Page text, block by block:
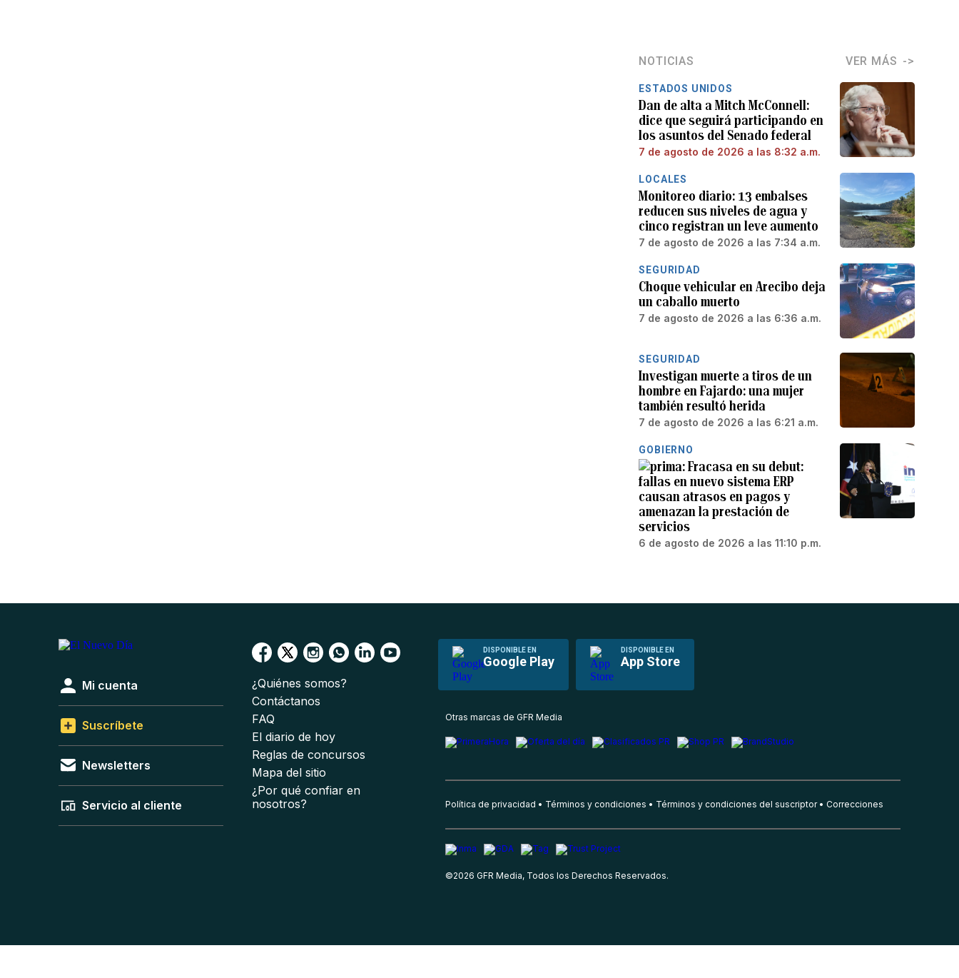
NOTICIAS VER MÁS
ESTADOS UNIDOS
Dan de alta a Mitch McConnell:
dice que seguirá participando en
los asuntos del Senado federal
7 de agosto de 2026 a las 8:32 a.m.
LOCALES
Monitoreo diario: 13 embalses
reducen sus niveles de agua y
cinco registran un leve aumento
7 de agosto de 2026 a las 7:34 a.m.
SEGURIDAD
Choque vehicular en Arecibo deja
un caballo muerto
7 de agosto de 2026 a las 6:36 a.m.
SEGURIDAD
Investigan muerte a tiros de un
hombre en Fajardo: una mujer
también resultó herida
7 de agosto de 2026 a las 6:21 a.m.
GOBIERNO
Fracasa en su debut:
fallas en nuevo sistema ERP
causan atrasos en pagos y
amenazan la prestación de
servicios
6 de agosto de 2026 a las 11:10 p.m.
DISPONIBLE EN
Google Play
DISPONIBLE EN
App Store
Mi cuenta
Suscríbete
Newsletters
Servicio al cliente
¿Quiénes somos?
Contáctanos
FAQ
El diario de hoy
Reglas de concursos
Mapa del sitio
¿Por qué confiar en
nosotros?
Otras marcas de GFR Media
Política de privacidad Términos y condiciones Términos y condiciones del suscriptor Correcciones
©2026 GFR Media, Todos los Derechos Reservados.